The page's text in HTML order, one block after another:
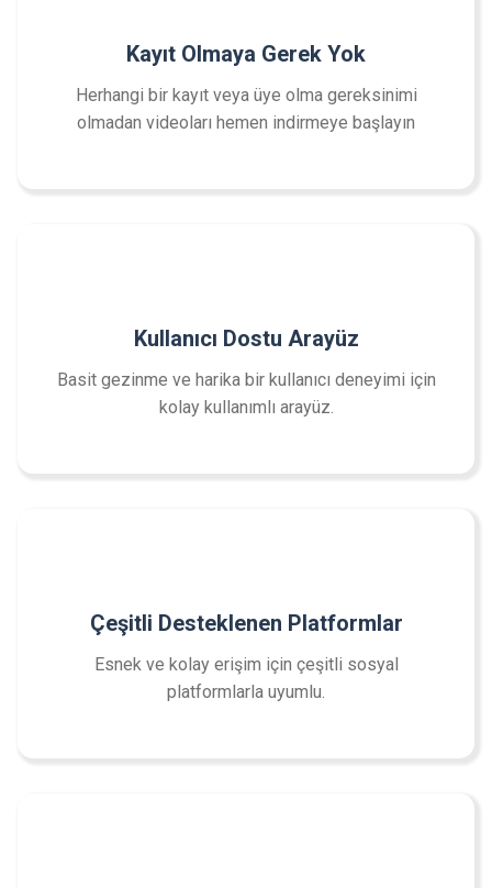
Kayıt Olmaya Gerek Yok
Herhangi bir kayıt veya üye olma gereksinimi
olmadan videoları hemen indirmeye başlayın
Kullanıcı Dostu Arayüz
Basit gezinme ve harika bir kullanıcı deneyimi için
kolay kullanımlı arayüz.
Çeşitli Desteklenen Platformlar
Esnek ve kolay erişim için çeşitli sosyal
platformlarla uyumlu.